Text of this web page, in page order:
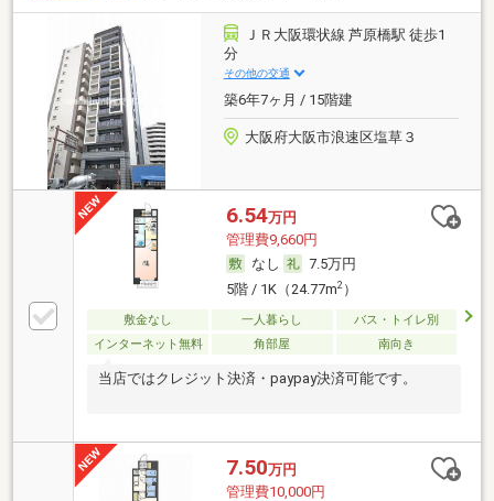
ＪＲ大阪環状線 芦原橋駅 徒歩1
分
その他の交通
築6年7ヶ月 / 15階建
大阪府大阪市浪速区塩草３
6.54万円
管理費9,660円
なし
7.5万円
5階 / 1K（24.77m2）
敷金なし 一人暮らし
バス・トイレ別
インターネット無料
角部屋 南向き
当店ではクレジット決済・paypay決済可能です。
7.50万円
管理費10,000円